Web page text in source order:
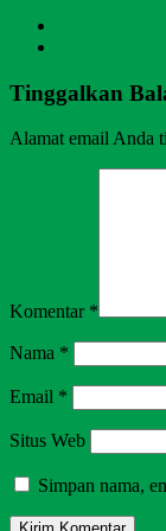
Tinggalkan
Alamat email Anda
Komentar *
Nama *
Email *
Situs Web
Simpan nama,